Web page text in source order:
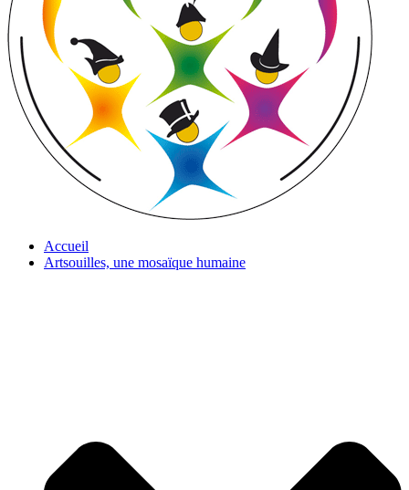
Accueil
Artsouilles, une mosaïque humaine